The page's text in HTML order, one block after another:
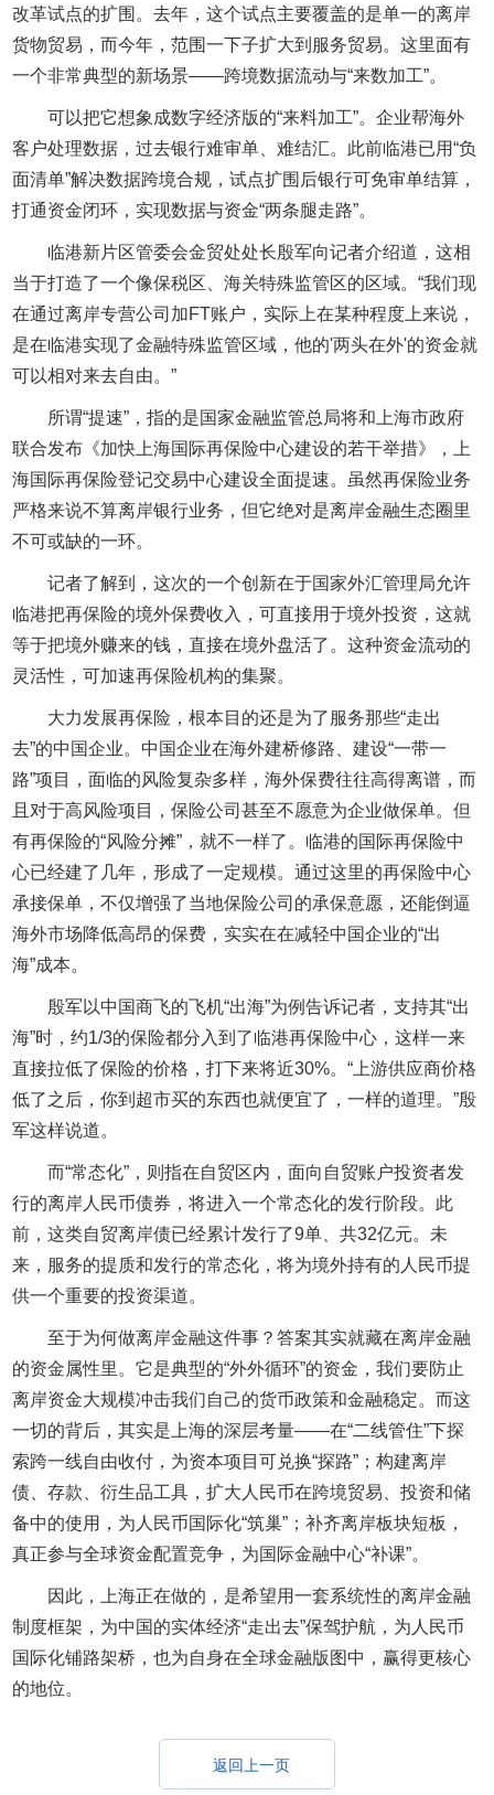
改革试点的扩围。去年，这个试点主要覆盖的是单一的离岸
货物贸易，而今年，范围一下子扩大到服务贸易。这里面有
一个非常典型的新场景——跨境数据流动与“来数加工”。
可以把它想象成数字经济版的“来料加工”。企业帮海外
客户处理数据，过去银行难审单、难结汇。此前临港已用“负
面清单”解决数据跨境合规，试点扩围后银行可免审单结算，
打通资金闭环，实现数据与资金“两条腿走路”。
临港新片区管委会金贸处处长殷军向记者介绍道，这相
当于打造了一个像保税区、海关特殊监管区的区域。“我们现
在通过离岸专营公司加FT账户，实际上在某种程度上来说，
是在临港实现了金融特殊监管区域，他的'两头在外'的资金就
可以相对来去自由。”
所谓“提速”，指的是国家金融监管总局将和上海市政府
联合发布《加快上海国际再保险中心建设的若干举措》，上
海国际再保险登记交易中心建设全面提速。虽然再保险业务
严格来说不算离岸银行业务，但它绝对是离岸金融生态圈里
不可或缺的一环。
记者了解到，这次的一个创新在于国家外汇管理局允许
临港把再保险的境外保费收入，可直接用于境外投资，这就
等于把境外赚来的钱，直接在境外盘活了。这种资金流动的
灵活性，可加速再保险机构的集聚。
大力发展再保险，根本目的还是为了服务那些“走出
去”的中国企业。中国企业在海外建桥修路、建设“一带一
路”项目，面临的风险复杂多样，海外保费往往高得离谱，而
且对于高风险项目，保险公司甚至不愿意为企业做保单。但
有再保险的“风险分摊”，就不一样了。临港的国际再保险中
心已经建了几年，形成了一定规模。通过这里的再保险中心
承接保单，不仅增强了当地保险公司的承保意愿，还能倒逼
海外市场降低高昂的保费，实实在在减轻中国企业的“出
海”成本。
殷军以中国商飞的飞机“出海”为例告诉记者，支持其“出
海”时，约1/3的保险都分入到了临港再保险中心，这样一来
直接拉低了保险的价格，打下来将近30%。“上游供应商价格
低了之后，你到超市买的东西也就便宜了，一样的道理。”殷
军这样说道。
而“常态化”，则指在自贸区内，面向自贸账户投资者发
行的离岸人民币债券，将进入一个常态化的发行阶段。此
前，这类自贸离岸债已经累计发行了9单、共32亿元。未
来，服务的提质和发行的常态化，将为境外持有的人民币提
供一个重要的投资渠道。
至于为何做离岸金融这件事？答案其实就藏在离岸金融
的资金属性里。它是典型的“外外循环”的资金，我们要防止
离岸资金大规模冲击我们自己的货币政策和金融稳定。而这
一切的背后，其实是上海的深层考量——在“二线管住”下探
索跨一线自由收付，为资本项目可兑换“探路”；构建离岸
债、存款、衍生品工具，扩大人民币在跨境贸易、投资和储
备中的使用，为人民币国际化“筑巢”；补齐离岸板块短板，
真正参与全球资金配置竞争，为国际金融中心“补课”。
因此，上海正在做的，是希望用一套系统性的离岸金融
制度框架，为中国的实体经济“走出去”保驾护航，为人民币
国际化铺路架桥，也为自身在全球金融版图中，赢得更核心
的地位。
返回上一页